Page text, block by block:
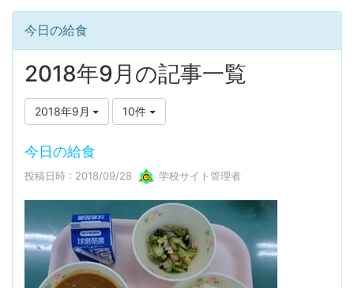
今日の給食
2018年9月の記事一覧
2018年9月 10件
今日の給食
投稿日時 : 2018/09/28 学校サイト管理者